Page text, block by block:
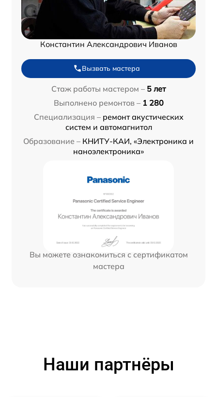
Константин Александрович Иванов
Вызвать мастера
Стаж работы мастером – 5 лет
Выполнено ремонтов – 1 280
Специализация – ремонт акустических
систем и автомагнитол
Образование – КНИТУ-КАИ, «Электроника и
наноэлектроника»
Вы можете ознакомиться с сертификатом
мастера
Наши партнёры